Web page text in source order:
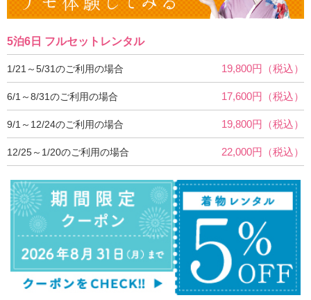
5泊6日 フルセットレンタル
1/21～5/31のご利用の場合 19,800円（税込）
6/1～8/31のご利用の場合 17,600円（税込）
9/1～12/24のご利用の場合 19,800円（税込）
12/25～1/20のご利用の場合 22,000円（税込）